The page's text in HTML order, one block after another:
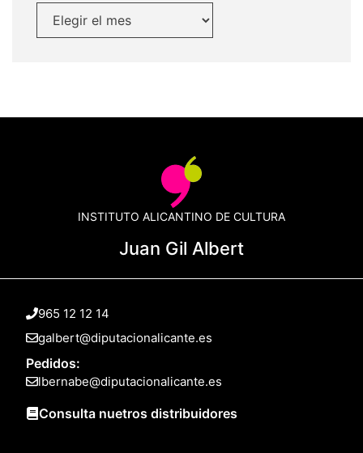
INSTITUTO ALICANTINO DE CULTURA
Juan Gil Albert
965 12 12 14
galbert@diputacionalicante.es
Pedidos:
lbernabe@diputacionalicante.es
Consulta nuetros distribuidores